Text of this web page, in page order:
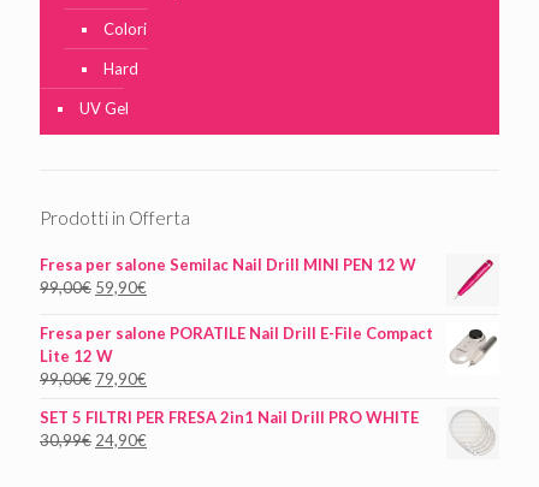
Colori
Hard
UV Gel
Prodotti in Offerta
Fresa per salone Semilac Nail Drill MINI PEN 12 W
99,00€ 59,90€
Fresa per salone PORATILE Nail Drill E-File Compact
Lite 12 W
99,00€ 79,90€
SET 5 FILTRI PER FRESA 2in1 Nail Drill PRO WHITE
30,99€ 24,90€